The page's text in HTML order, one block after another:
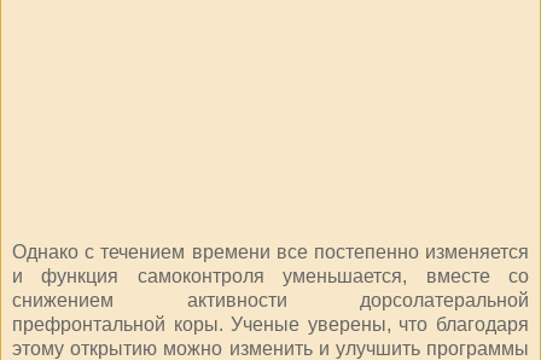
Однако с течением времени все постепенно изменяется
и функция самоконтроля уменьшается, вместе со
снижением активности дорсолатеральной
префронтальной коры. Ученые уверены, что благодаря
этому открытию можно изменить и улучшить программы